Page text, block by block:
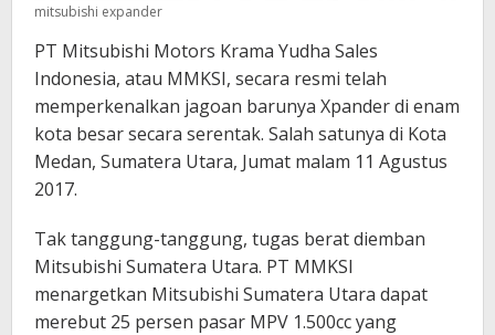
mitsubishi expander
PT Mitsubishi Motors Krama Yudha Sales
Indonesia, atau MMKSI, secara resmi telah
memperkenalkan jagoan barunya Xpander di enam
kota besar secara serentak. Salah satunya di Kota
Medan, Sumatera Utara, Jumat malam 11 Agustus
2017.
Tak tanggung-tanggung, tugas berat diemban
Mitsubishi Sumatera Utara. PT MMKSI
menargetkan Mitsubishi Sumatera Utara dapat
merebut 25 persen pasar MPV 1.500cc yang